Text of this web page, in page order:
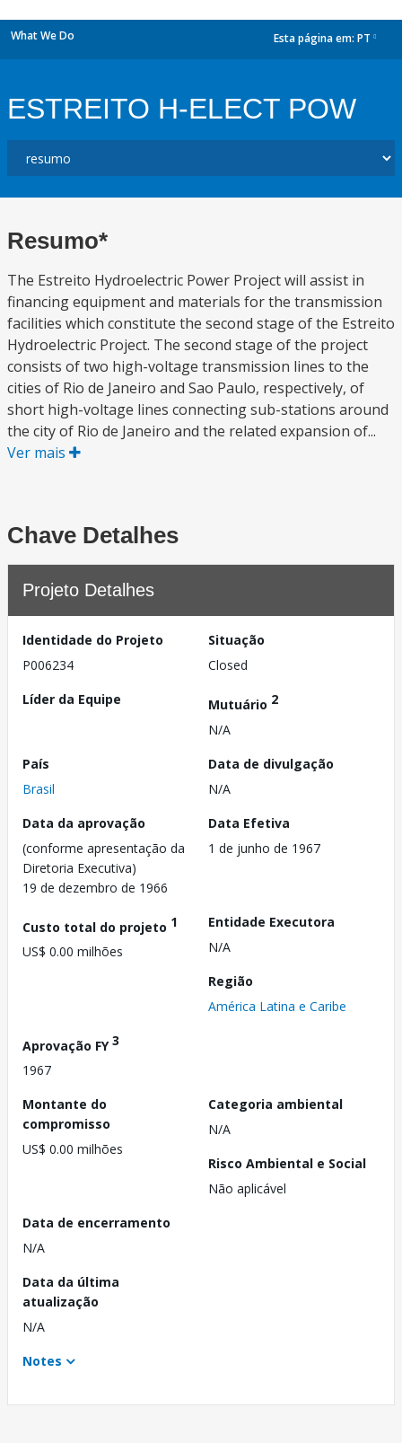
What We Do Esta página em: PT
ESTREITO H-ELECT POW
Resumo*
The Estreito Hydroelectric Power Project will assist in
financing equipment and materials for the transmission
facilities which constitute the second stage of the Estreito
Hydroelectric Project. The second stage of the project
consists of two high-voltage transmission lines to the
cities of Rio de Janeiro and Sao Paulo, respectively, of
short high-voltage lines connecting sub-stations around
the city of Rio de Janeiro and the related expansion of...
Ver mais
Chave Detalhes
Projeto Detalhes
Identidade do Projeto
P006234
Situação
Closed
Líder da Equipe
Mutuário 2
N/A
País
Brasil
Data de divulgação
N/A
Data da aprovação
(conforme apresentação da
Diretoria Executiva)
19 de dezembro de 1966
Data Efetiva
1 de junho de 1967
Custo total do projeto 1
US$ 0.00 milhões
Entidade Executora
N/A
Região
América Latina e Caribe
Aprovação FY3
1967
Montante do
compromisso
US$ 0.00 milhões
Categoria ambiental
N/A
Risco Ambiental e Social
Não aplicável
Data de encerramento
N/A
Data da última
atualização
N/A
Notes